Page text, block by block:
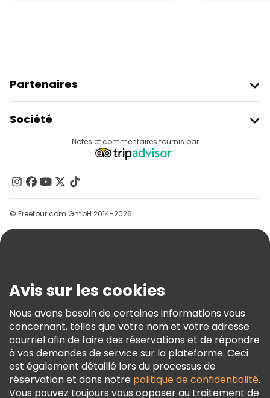
Partenaires
Connexion Du Fournisseur
Programme D’affiliation
Société
Contactez-Nous
Groupes
Aide
Conditions Générales Et Mentions Légales
Politique En Matière De Cookies
Freetour Prix
Programme De Fidélité
Notes et commentaires fournis par
© Freetour.com GmbH 2014-2026
Avis sur les cookies
Nous avons besoin de certaines informations vous
concernant, telles que votre nom et votre adresse
courriel afin de faire des réservations et de répondre
à vos demandes de service sur la plateforme. Ceci
est également détaillé lors du processus de
réservation et dans notre politique de confidentialité.
Vous pouvez toujours vous opposer au traitement de